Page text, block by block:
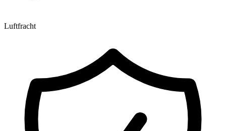
Luftfracht